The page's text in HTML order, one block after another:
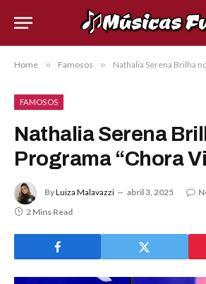
Home » Famosos » Nathalia Serena Brilha
FAMOSOS
Nathalia Serena
Programa “Chora
ByLuiza Malavazzi abril 3, 2025
2 Mins Read